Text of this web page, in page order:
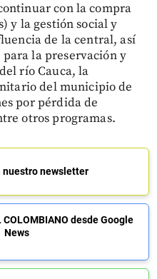
con la compra
y la gestión social y
de la central, así
la preservación y
río Cauca, la
del municipio de
por pérdida de
otros programas.
nuestro newsletter
desde Google
News